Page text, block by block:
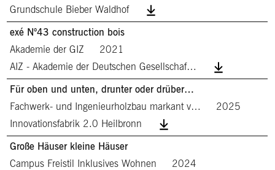
Grundschule Bieber Waldhof
exé N°43 construction bois
Akademie der GIZ
2021
AIZ - Akademie der Deutschen Gesellschaf…
Für oben und unten, drunter oder drüber…
Fachwerk- und Ingenieurholzbau markant v…
2025
Innovationsfabrik 2.0 Heilbronn
Große Häuser kleine Häuser
Campus Freistil Inklusives Wohnen
2024